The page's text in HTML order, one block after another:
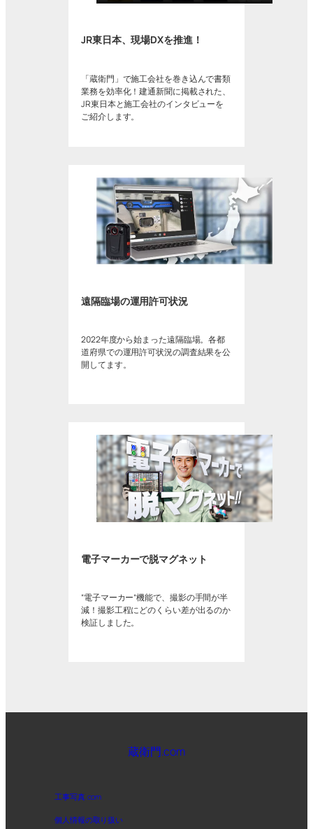
JR東日本、現場DXを推進！
「蔵衛門」で施工会社を巻き込んで書類
業務を効率化！建通新聞に掲載された、
JR東日本と施工会社のインタビューを
ご紹介します。
遠隔臨場の運用許可状況
2022年度から始まった遠隔臨場。各都
道府県での運用許可状況の調査結果を公
開してます。
電子マーカーで脱マグネット
“電子マーカー”機能で、撮影の手間が半
減！撮影工程にどのくらい差が出るのか
検証しました。
蔵衛門.com
工事写真.com
個人情報の取り扱い